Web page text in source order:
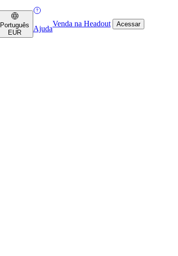
Português
EUR
Ajuda
Venda na Headout Acessar